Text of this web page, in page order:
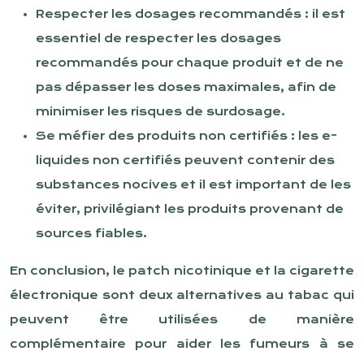
Respecter les dosages recommandés : il est
essentiel de respecter les dosages
recommandés pour chaque produit et de ne
pas dépasser les doses maximales, afin de
minimiser les risques de surdosage.
Se méfier des produits non certifiés : les e-
liquides non certifiés peuvent contenir des
substances nocives et il est important de les
éviter, privilégiant les produits provenant de
sources fiables.
En conclusion, le patch nicotinique et la cigarette
électronique sont deux alternatives au tabac qui
peuvent être utilisées de manière
complémentaire pour aider les fumeurs à se